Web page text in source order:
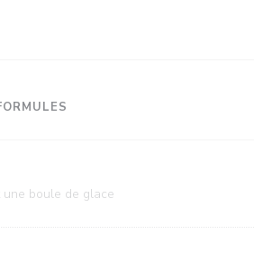
boule de glace